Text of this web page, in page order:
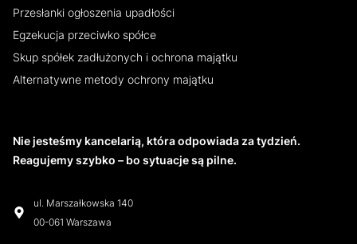
Nie jesteśmy kancelarią, która odpowiada za tydzień.
Reagujemy szybko – bo sytuacje są pilne.
ul. Marszałkowska 140
00-061 Warszawa
Przesłanki ogłoszenia upadłości
Egzekucja przeciwko spółce
Skup spółek zadłużonych i ochrona majątku
Alternatywne metody ochrony majątku